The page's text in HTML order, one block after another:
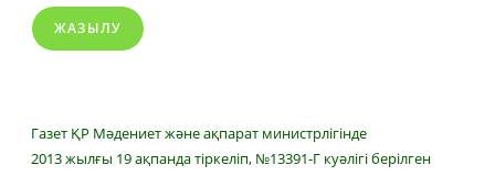
ЖАЗЫЛУ
Газет ҚР Мәдениет және ақпарат министрлігінде
2013 жылғы 19 ақпанда тіркеліп, №13391-Г куәлігі берілген